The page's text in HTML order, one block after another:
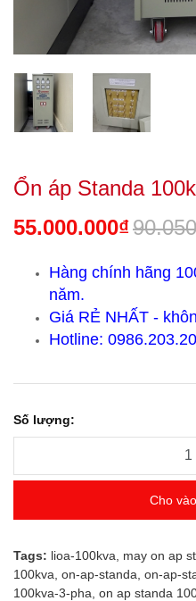
Ổn áp Standa
55.000.000₫
Hàng chính hãng
năm.
Giá RẺ NHẤT -
Hotline:
Số lượng:
Cho
Tags: lioa-100kva may on ap
100kva on-ap-standa on-ap-
100kva-3-pha on ap standa